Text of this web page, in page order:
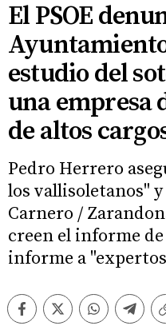
El PSOE
estudio del
una empresa
de altos
Pedro Herrero
los vallisoletanos"
Carnero /
creen el informe
informe a
FacebookTwitterWhatsapp